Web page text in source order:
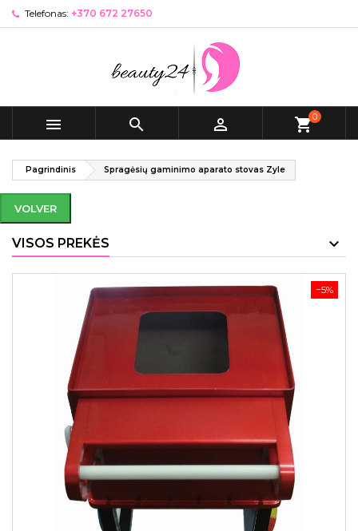
Telefonas: +370 672 27650
   shopping_cart0
Pagrindinis Spragėsių gaminimo aparato stovas Zyle
VOLVER
VISOS PREKĖS
−5%